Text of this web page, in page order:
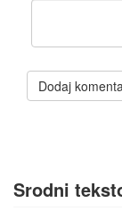
Dodaj
Srodni